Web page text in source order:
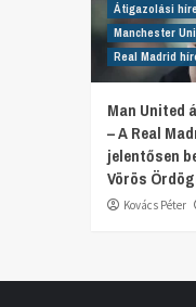
Átigazolási
Manchester
Real Madrid
Man United
– A Real
jelentősen
Vörös
Kovács Péter